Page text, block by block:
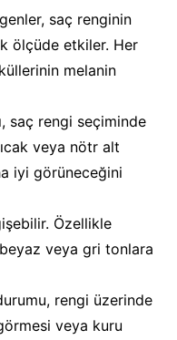
saç renginin
ölçüde etkiler. Her
melanin
saç rengi seçiminde
veya nötr alt
iyi görüneceğini
Özellikle
veya gri tonlara
rengi üzerinde
veya kuru